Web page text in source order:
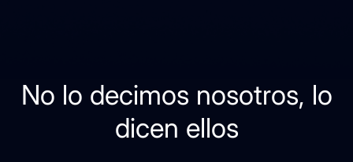
No lo decimos nosotros, lo
dicen ellos